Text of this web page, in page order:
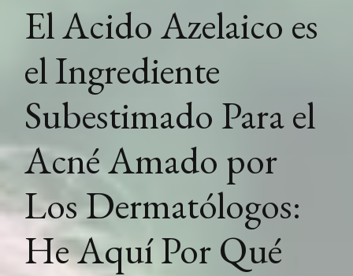
El Acido Azelaico es
el Ingrediente
Subestimado Para el
Acné Amado por
Los Dermatólogos:
He Aquí Por Qué